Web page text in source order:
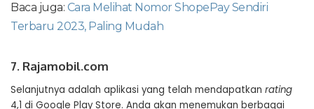
Baca juga: Cara Melihat Nomor ShopePay Sendiri
Terbaru 2023, Paling Mudah
7. Rajamobil.com
Selanjutnya adalah aplikasi yang telah mendapatkan rating
4,1 di Google Play Store. Anda akan menemukan berbagai